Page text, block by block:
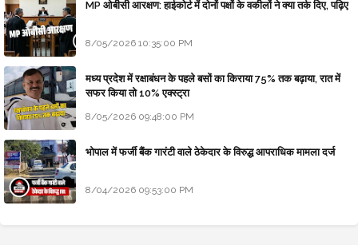
MP ओबीसी आरक्षण: हाईकोर्ट में दोनों पक्षों के वकीलों ने क्या तर्क दिए, पढ़िए
8/05/2026 10:35:00 PM
मध्य प्रदेश में रक्षाबंधन के पहले बसों का किराया 75% तक बढ़ाया, रात में
सफर किया तो 10% एक्स्ट्रा
8/05/2026 09:48:00 PM
भोपाल में फर्जी बैंक गारंटी वाले ठेकेदार के विरुद्ध आपराधिक मामला दर्ज
8/04/2026 09:53:00 PM